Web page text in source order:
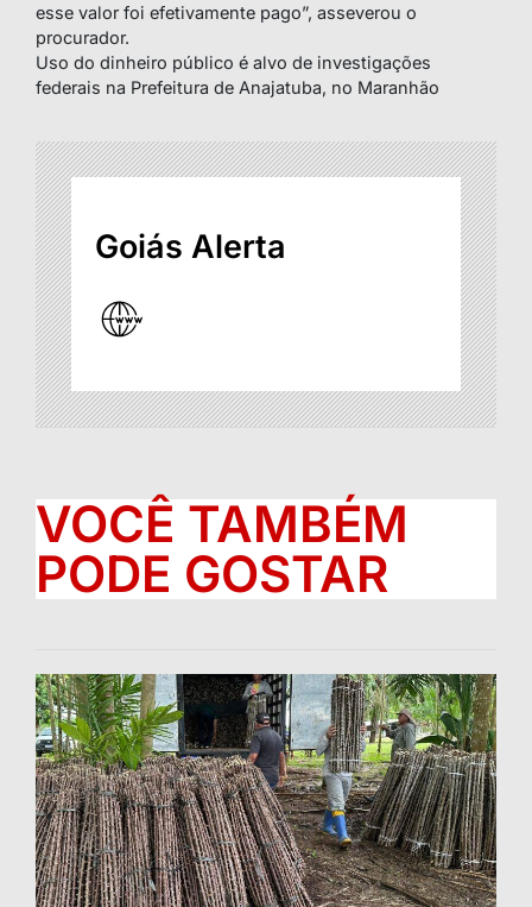
esse valor foi efetivamente pago”, asseverou o
procurador.
Uso do dinheiro público é alvo de investigações
federais na Prefeitura de Anajatuba, no Maranhão
Goiás Alerta
VOCÊ TAMBÉM
PODE GOSTAR